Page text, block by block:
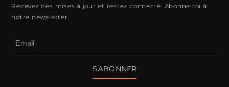
Recevez des mises à jour et restez connecté. Abonne toi à
notre newsletter.
S'ABONNER